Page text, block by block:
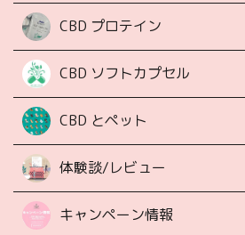
CBD プロテイン
CBD ソフトカプセル
CBD とペット
体験談/レビュー
キャンペーン情報